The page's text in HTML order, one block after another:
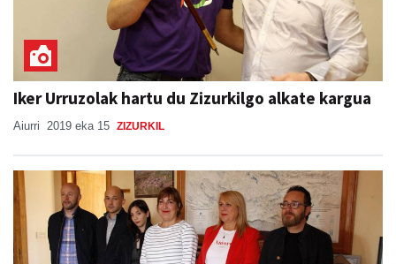
Iker Urruzolak hartu du Zizurkilgo alkate kargua
Aiurri 2019 eka 15 ZIZURKIL